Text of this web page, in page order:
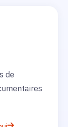
de